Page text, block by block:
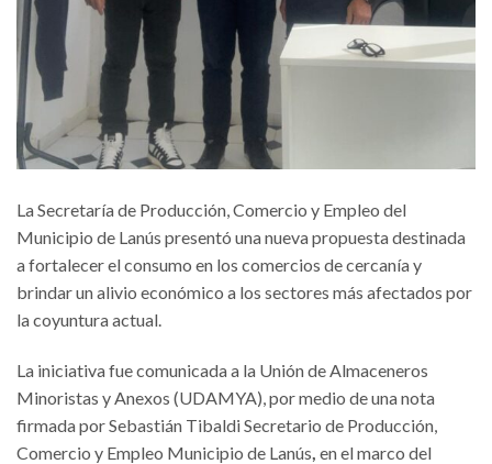
La Secretaría de Producción, Comercio y Empleo del
Municipio de Lanús presentó una nueva propuesta destinada
a fortalecer el consumo en los comercios de cercanía y
brindar un alivio económico a los sectores más afectados por
la coyuntura actual.
La iniciativa fue comunicada a la Unión de Almaceneros
Minoristas y Anexos (UDAMYA), por medio de una nota
firmada por Sebastián Tibaldi Secretario de Producción,
Comercio y Empleo Municipio de Lanús en el marco del